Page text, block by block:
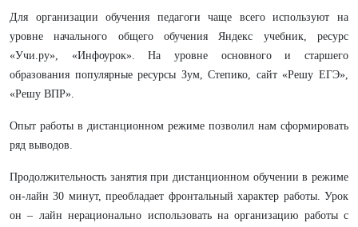
Для организации обучения педагоги чаще всего используют на
уровне начального общего обучения Яндекс учебник, ресурс
«Учи.ру», «Инфоурок». На уровне основного и старшего
образования популярные ресурсы Зум, Степико, сайт «Решу ЕГЭ»,
«Решу ВПР».
Опыт работы в дистанционном режиме позволил нам сформировать
ряд выводов.
Продолжительность занятия при дистанционном обучении в режиме
он-лайн 30 минут, преобладает фронтальный характер работы. Урок
он – лайн нерационально использовать на организацию работы с